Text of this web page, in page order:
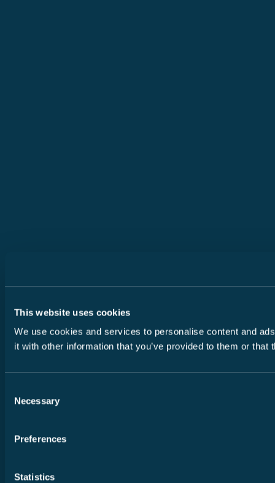
This website uses cookies
We use cookies and services to personalise content and
it with other information that you’ve provided to them or
Selection
Necessary
Preferences
Statistics